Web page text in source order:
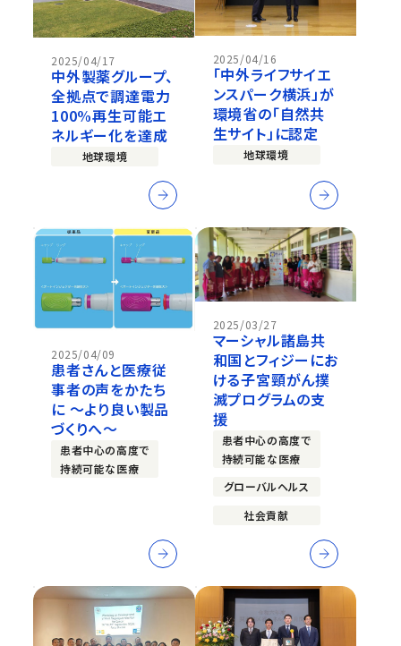
2025/04/17
中外製薬グループ、
全拠点で調達電力
100%再生可能エ
ネルギー化を達成
地球環境
2025/04/16
「中外ライフサイエ
ンスパーク横浜」が
環境省の「自然共
生サイト」に認定
地球環境
2025/04/09
患者さんと医療従
事者の声をかたち
に ～より良い製品
づくりへ～
患者中心の高度で
持続可能な医療
2025/03/27
マーシャル諸島共
和国とフィジーにお
ける子宮頸がん撲
滅プログラムの支
援
患者中心の高度で
持続可能な医療
グローバルヘルス
社会貢献